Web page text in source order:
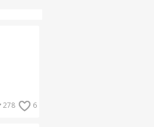
278 6